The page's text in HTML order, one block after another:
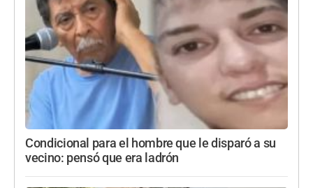
Condicional para el hombre que le disparó a su
vecino: pensó que era ladrón